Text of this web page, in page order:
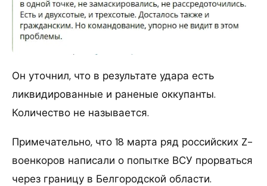
Он уточнил, что в результате удара есть
ликвидированные и раненые оккупанты.
Количество не называется.
Примечательно, что 18 марта ряд российских Z-
военкоров написали о попытке ВСУ прорваться
через границу в Белгородской области.